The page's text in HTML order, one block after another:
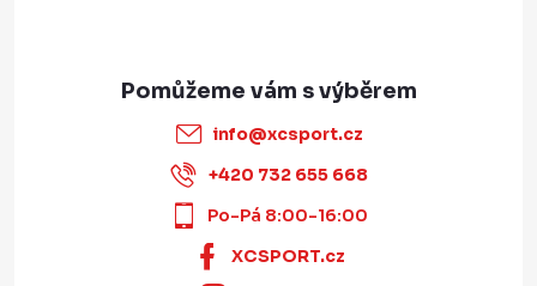
info@xcsport.cz
+420 732 655 668
Po-Pá 8:00-16:00
XCSPORT.cz